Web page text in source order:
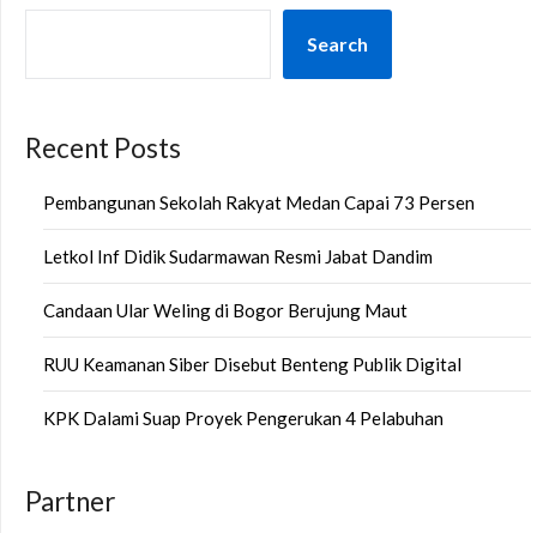
Search
Recent Posts
Pembangunan Sekolah Rakyat Medan Capai 73 Persen
Letkol Inf Didik Sudarmawan Resmi Jabat Dandim
Candaan Ular Weling di Bogor Berujung Maut
RUU Keamanan Siber Disebut Benteng Publik Digital
KPK Dalami Suap Proyek Pengerukan 4 Pelabuhan
Partner